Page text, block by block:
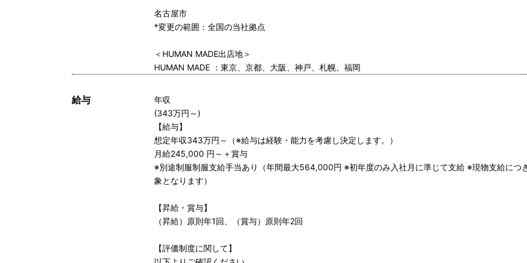
名古屋市
*変更の範囲：全国の当社拠点
＜HUMAN MADE出店地＞
HUMAN MADE ：東京、京都、大阪、神戸、札幌、福岡
給与
年収
(343万円～)
【給与】
想定年収343万円～（※給与は経験・能力を考慮し決定します。）
月給245,000 円～＋賞与
※別途制服制服支給手当あり（年間最大564,000円 ※初年度のみ入社月に準じて支給 ※現物支給につ
象となります）
【昇給・賞与】
（昇給）原則年1回、（賞与）原則年2回
【評価制度に関して】